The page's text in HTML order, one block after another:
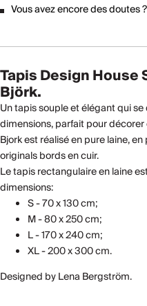
Vous avez encore des doutes ?
Tapis Design
Björk.
Un tapis souple et élégant qui
dimensions, parfait pour
Bjork est réalisé en pure laine,
originals bords en cuir.
Le tapis rectangulaire en laine
dimensions:
S - 70 x 130 cm;
M - 80 x 250 cm;
L - 170 x 240 cm;
XL - 200 x 300 cm.
Designed by Lena Bergström.